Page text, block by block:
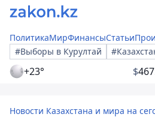
ПолитикаМирФинансыСтатьи
#Выборы в Курултай
+23° $
Новости Казахстана и мира на